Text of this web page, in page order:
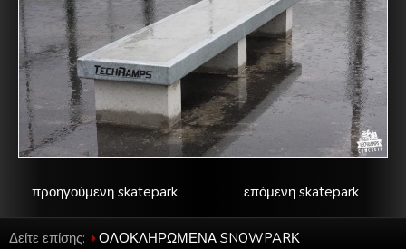
επόμενη skatepark
προηγούμενη skatepark
Δείτε επίσης: ΟΛΟΚΛΗΡΩΜΕΝΑ SNOWPARΚ